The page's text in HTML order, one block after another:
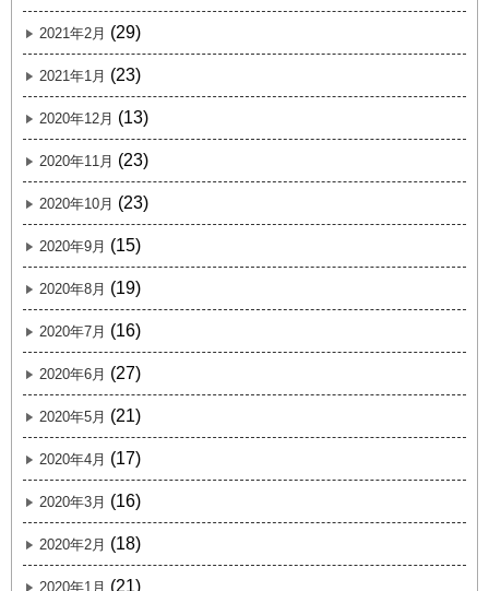
2021年2月 (29)
2021年1月 (23)
2020年12月 (13)
2020年11月 (23)
2020年10月 (23)
2020年9月 (15)
2020年8月 (19)
2020年7月 (16)
2020年6月 (27)
2020年5月 (21)
2020年4月 (17)
2020年3月 (16)
2020年2月 (18)
2020年1月 (21)